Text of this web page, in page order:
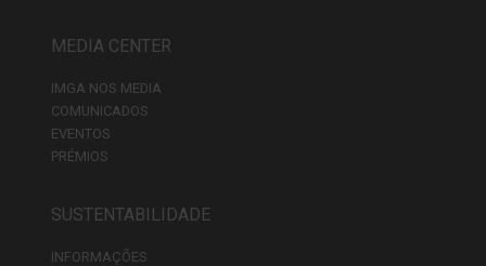
MEDIA CENTER
IMGA NOS MEDIA
COMUNICADOS
EVENTOS
PRÉMIOS
SUSTENTABILIDADE
INFORMAÇÕES